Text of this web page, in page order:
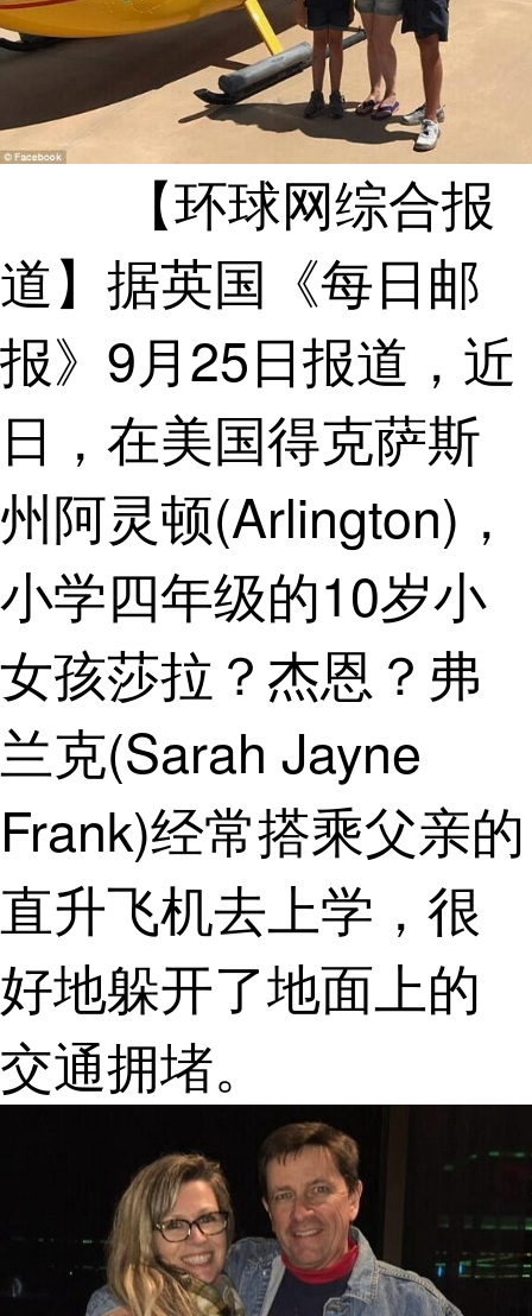
【环球网综合报
道】据英国《每日邮
报》9月25日报道，近
日，在美国得克萨斯
州阿灵顿(Arlington)，
小学四年级的10岁小
女孩莎拉？杰恩？弗
兰克(Sarah Jayne
Frank)经常搭乘父亲的
直升飞机去上学，很
好地躲开了地面上的
交通拥堵。